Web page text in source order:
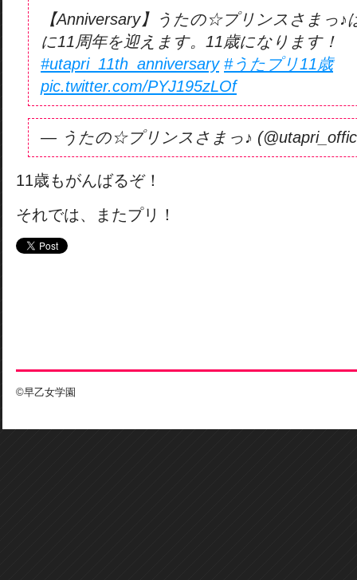
【Anniversary】うたの☆プリンスさまっ♪
に11周年を迎えます。11歳になります！
#utapri_11th_anniversary #うたプリ11歳
pic.twitter.com/PYJ195zLOf
— うたの☆プリンスさまっ♪
11歳もがんばるぞ！
それでは、またプリ！
©早乙女学園